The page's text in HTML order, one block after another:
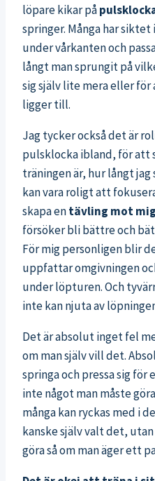
löpare kikar på
springer. Många har
under vårkanten och
långt man sprungit på
sig själv lite mera eller
ligger till.
Jag tycker också det är
pulsklocka ibland, för att
träningen är, hur långt
kan vara roligt att
skapa entävling mot
försöker bli bättre och
För mig personligen blir
uppfattar omgivningen
under löpturen. Och
inte kan njuta av
Det är absolut inget fel
om man själv vill det.
springa och pressa sig för
inte något man måste
många kan ryckas med i
kanske själv valt det,
göra så om man äger ett